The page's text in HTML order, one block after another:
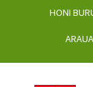
HONI